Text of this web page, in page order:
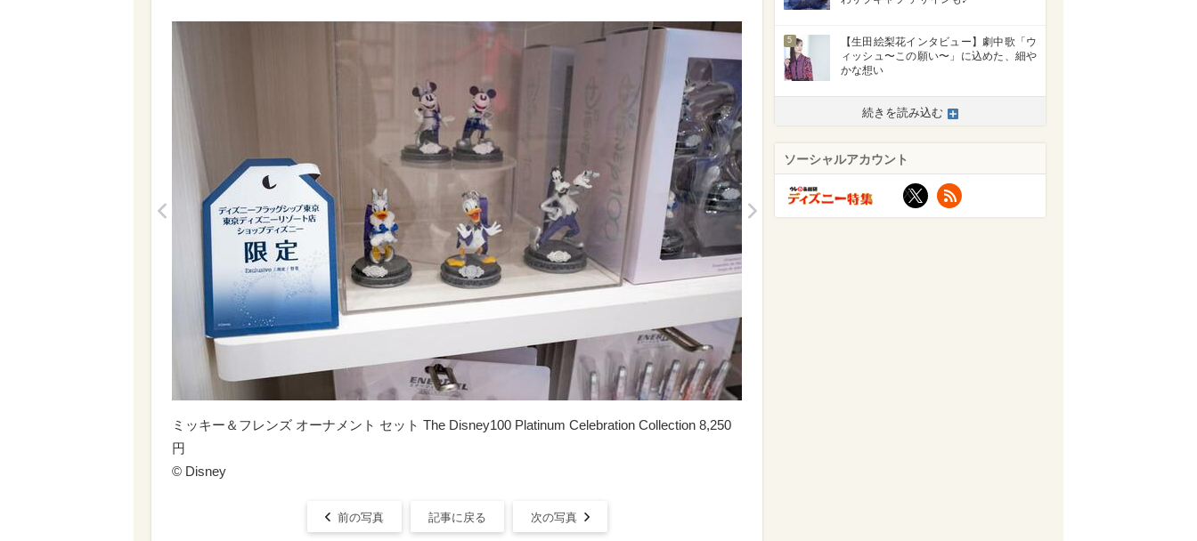
>
ミッキー＆フレンズ オーナメント セット The Disney100 Platinum Celebration Collection 8,250
円
© ︎Disney
前の写真 記事に戻る 次の写真
5
【生田絵梨花インタビュー】劇中歌「ウ
ィッシュ〜この願い〜」に込めた、細や
かな想い
続きを読み込む
ソーシャルアカウント
X